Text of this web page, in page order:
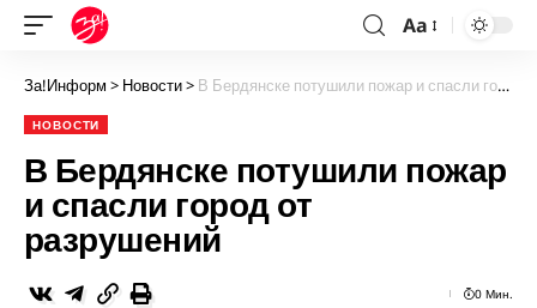
Aa
За!Информ > Новости> В Бердянске потушили пожар и спасли город от разрушений
НОВОСТИ
В Бердянске потушили пожар
и спасли город от
разрушений
0 Мин.